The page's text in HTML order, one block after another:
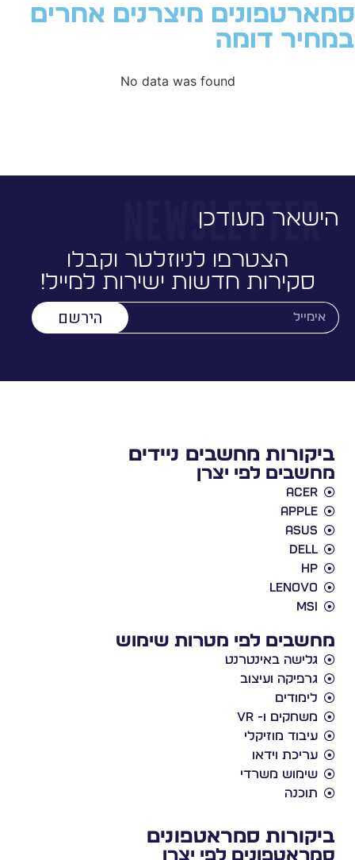
מיצרנים אחרים
דומה
No data was found
הישאר מעודכן
הצטרפו לניוזלטר וקבלו
סקירות חדשות ישירות למייל!
הירשם
ביקורות מחשבים ניידים
מחשבים לפי יצרן
Acer
Apple
Asus
Dell
HP
Lenovo
MSI
מחשבים לפי מטרות שימוש
גלישה באינטרנט
גרפיקה ועיצוב
לימודים
משחקים ו- VR
עיבוד מוזיקלי
עריכת וידאו
שימוש משרדי
תוכנה
ביקורות סמראטפונים
סמראטפונים לפי יצרן